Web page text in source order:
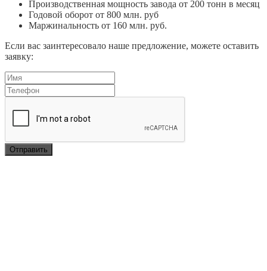
Производственная мощность завода от 200 тонн в месяц
Годовой оборот от 800 млн. руб
Маржинальность от 160 млн. руб.
Если вас заинтересовало наше предложение, можете оставить
заявку: